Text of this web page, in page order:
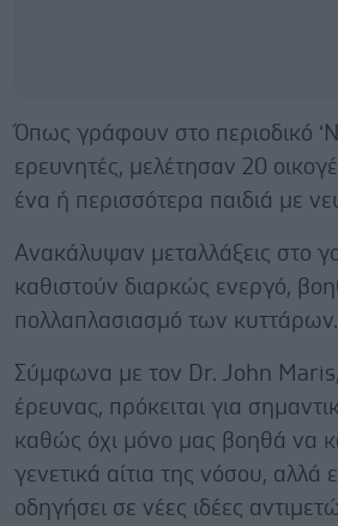
Όπως γράφουν στο περιοδικό
ερευνητές, μελέτησαν 20
ένα ή περισσότερα παιδιά με
Ανακάλυψαν μεταλλάξεις στο
καθιστούν διαρκώς ενεργό,
πολλαπλασιασμό των κυττάρων.
Σύμφωνα με τον Dr. John
έρευνας, πρόκειται για
καθώς όχι μόνο μας βοηθά να
γενετικά αίτια της νόσου, αλλά
οδηγήσει σε νέες ιδέες